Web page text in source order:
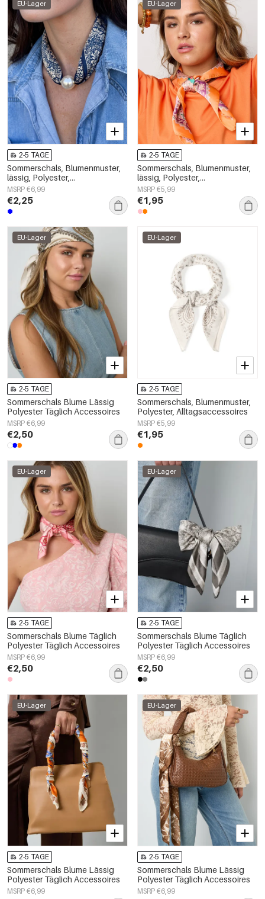
EU-Lager
2-5 TAGE
Sommerschals, Blumenmuster,
lässig, Polyester,
Alltagsaccessoires
MSRP €6,99
€2,25
EU-Lager
2-5 TAGE
Sommerschals, Blumenmuster,
lässig, Polyester,
Alltagsaccessoires
MSRP €5,99
€1,95
EU-Lager
2-5 TAGE
Sommerschals Blume Lässig
Polyester Täglich Accessoires
MSRP €6,99
€2,50
EU-Lager
2-5 TAGE
Sommerschals, Blumenmuster,
Polyester, Alltagsaccessoires
MSRP €5,99
€1,95
EU-Lager
2-5 TAGE
Sommerschals Blume Täglich
Polyester Täglich Accessoires
MSRP €6,99
€2,50
EU-Lager
2-5 TAGE
Sommerschals Blume Täglich
Polyester Täglich Accessoires
MSRP €6,99
€2,50
EU-Lager
2-5 TAGE
Sommerschals Blume Lässig
Polyester Täglich Accessoires
MSRP €6,99
EU-Lager
2-5 TAGE
Sommerschals Blume Lässig
Polyester Täglich Accessoires
MSRP €6,99